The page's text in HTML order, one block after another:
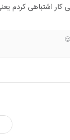
کار اشتباهی